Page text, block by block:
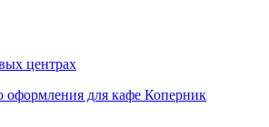
центрах
оформления для кафе Коперник